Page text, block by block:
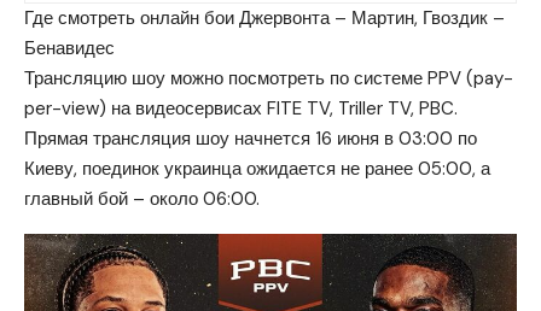
Где смотреть онлайн бои Джервонта – Мартин, Гвоздик –
Бенавидес
Трансляцию шоу можно посмотреть по системе PPV (pay-
per-view) на видеосервисах FITE TV, Triller TV, PBC.
Прямая трансляция шоу начнется 16 июня в 03:00 по
Киеву, поединок украинца ожидается не ранее 05:00, а
главный бой – около 06:00.